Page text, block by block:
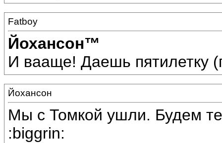
Fatboy
Йохансон™
И вааще! Даешь пятилетку
Йохансон
Мы с Томкой ушли. Будем
:biggrin: